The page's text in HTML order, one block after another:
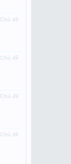
Chủ đề
Chủ đề
Chủ đề
Chủ đề